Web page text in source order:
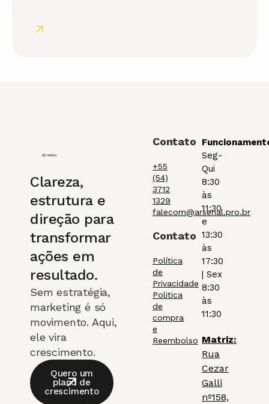
Clareza,
estrutura e
direção para
transformar
ações em
resultado.
Sem estratégia,
marketing é só
movimento. Aqui,
ele vira
crescimento.
Quero um
plano de
crescimento
Contato
+55
(54)
3712
1329
falecom@arsenal.pro.br
Contato
Política
de
Privacidade
Politica
de
compra
e
Reembolso
Seg-
Qui
8:30
às
11:30
e
13:30
às
17:30
| Sex
8:30
às
11:30
Matriz:
Rua
Cezar
Galli
nº158,